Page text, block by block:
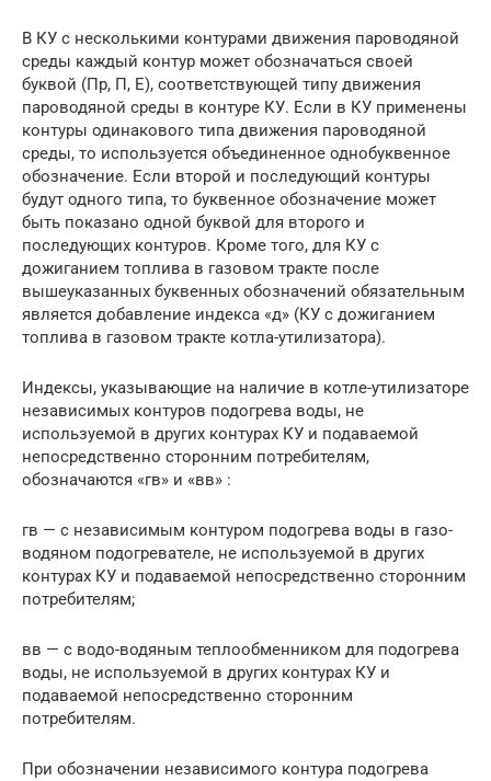
В КУ с несколькими контурами движения пароводяной
среды каждый контур может обозначаться своей
буквой (Пр, П, Е), соответствующей типу движения
пароводяной среды в контуре КУ. Если в КУ применены
контуры одинакового типа движения пароводяной
среды, то используется объединенное однобуквенное
обозначение. Если второй и последующий контуры
будут одного типа, то буквенное обозначение может
быть показано одной буквой для второго и
последующих контуров. Кроме того, для КУ с
дожиганием топлива в газовом тракте после
вышеуказанных буквенных обозначений обязательным
является добавление индекса «д» (КУ с дожиганием
топлива в газовом тракте котла-утилизатора).
Индексы, указывающие на наличие в котле-утилизаторе
независимых контуров подогрева воды, не
используемой в других контурах КУ и подаваемой
непосредственно сторонним потребителям,
обозначаются «гв» и «вв» :
гв — с независимым контуром подогрева воды в газо-
водяном подогревателе, не используемой в других
контурах КУ и подаваемой непосредственно сторонним
потребителям;
вв — с водо-водяным теплообменником для подогрева
воды, не используемой в других контурах КУ и
подаваемой непосредственно сторонним
потребителям.
При обозначении независимого контура подогрева